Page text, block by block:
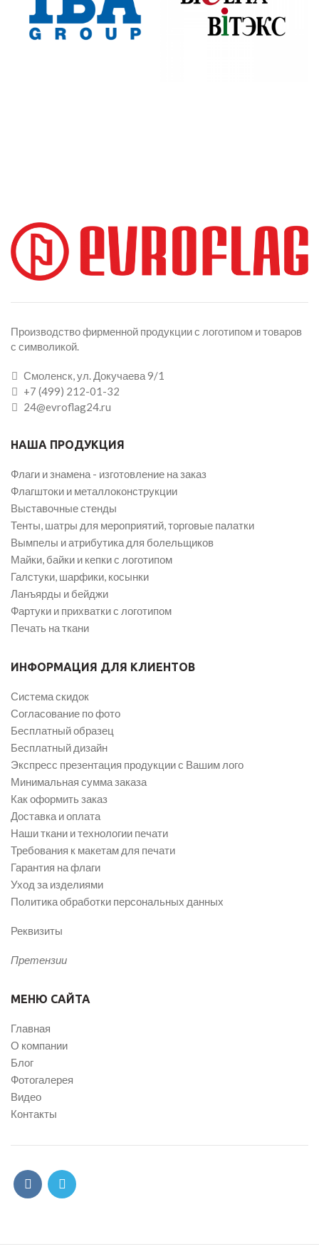
Производство фирменной продукции с логотипом и товаров
с символикой.
Смоленск, ул. Докучаева 9/1
+7 (499) 212-01-32
24@evroflag24.ru
НАША ПРОДУКЦИЯ
Флаги и знамена - изготовление на заказ
Флагштоки и металлоконструкции
Выставочные стенды
Тенты, шатры для мероприятий, торговые палатки
Вымпелы и атрибутика для болельщиков
Майки, байки и кепки с логотипом
Галстуки, шарфики, косынки
Ланъярды и бейджи
Фартуки и прихватки с логотипом
Печать на ткани
ИНФОРМАЦИЯ ДЛЯ КЛИЕНТОВ
Система скидок
Согласование по фото
Бесплатный образец
Бесплатный дизайн
Экспресс презентация продукции с Вашим лого
Минимальная сумма заказа
Как оформить заказ
Доставка и оплата
Наши ткани и технологии печати
Требования к макетам для печати
Гарантия на флаги
Уход за изделиями
Политика обработки персональных данных
Реквизиты
Претензии
МЕНЮ САЙТА
Главная
О компании
Блог
Фотогалерея
Видео
Контакты